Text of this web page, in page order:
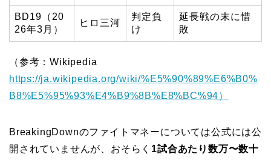
BD19（20
26年3月）
ヒロ三河
判定負
け
延長戦の末に惜
敗
（参考：Wikipedia
https://ja.wikipedia.org/wiki/%E5%90%89%E6%B0%
B8%E5%95%93%E4%B9%8B%E8%BC%94）
BreakingDownのファイトマネーについては公式には公
開されていませんが、おそらく 1試合あたり数万〜数十